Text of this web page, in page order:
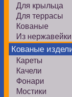
Для крыльца
Для террасы
Кованые
Из нержавейки
Кованые
Кареты
Качели
Фонари
Мостики